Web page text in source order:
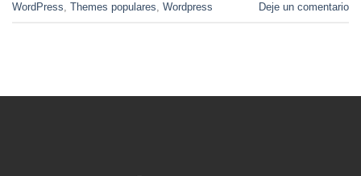
WordPress Themes populares Wordpress Deje un comentario